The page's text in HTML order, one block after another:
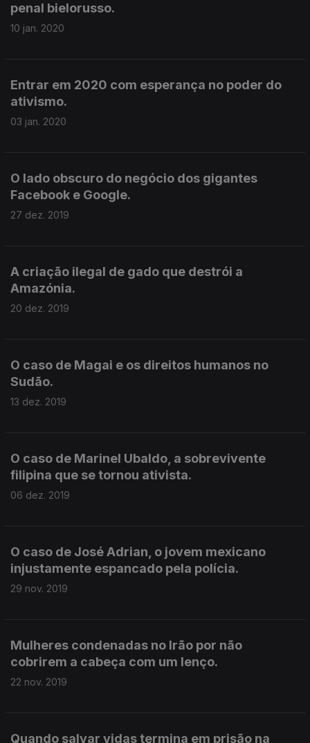
penal bielorusso.
10 jan. 2020
Entrar em 2020 com esperança no poder do
ativismo.
03 jan. 2020
O lado obscuro do negócio dos gigantes
Facebook e Google.
27 dez. 2019
A criação ilegal de gado que destrói a
Amazónia.
20 dez. 2019
O caso de Magai e os direitos humanos no
Sudão.
13 dez. 2019
O caso de Marinel Ubaldo, a sobrevivente
filipina que se tornou ativista.
06 dez. 2019
O caso de José Adrian, o jovem mexicano
injustamente espancado pela polícia.
29 nov. 2019
Mulheres condenadas no Irão por não
cobrirem a cabeça com um lenço.
22 nov. 2019
Quando salvar vidas termina em prisão na